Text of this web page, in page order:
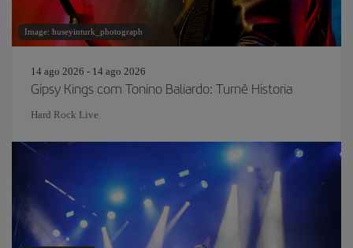
Image: huseyinturk_photograph
14 ago 2026 - 14 ago 2026
Gipsy Kings com Tonino Baliardo: Turnê Historia
Hard Rock Live